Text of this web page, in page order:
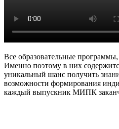
Все образовательные
Именно поэтому в них
уникальный шанс получить
возможности формирования
каждый выпускник МИПК